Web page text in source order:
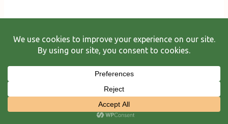
A fost o crimă foarte bine descrisă și
documentată, am aflat multe informații despre
cum se gestionează și se rezolvă un astfel de caz,
pe care mi-o notam și după aceea o comparam cu
argumentul protagonistei. Acum puțin despre
acțiune: Andie Bell este o fată foarte frumoasă și
populară printre colegii de la liceu care este ucisă